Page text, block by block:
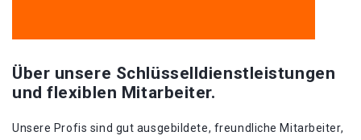
Über unsere Schlüsselldienstleistungen
und flexiblen Mitarbeiter.
Unsere Profis sind gut ausgebildete, freundliche Mitarbeiter,